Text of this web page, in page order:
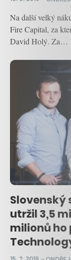
Na další velký
Fire Capital, za
David Holý. Za…
Slovenský
utržil 3,5
milionů ho